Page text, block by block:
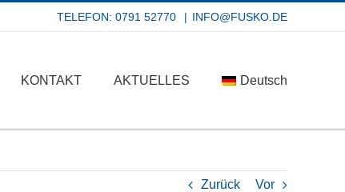
TELEFON: 0791 52770 | INFO@FUSKO.DE
KONTAKT AKTUELLES Deutsch
Zurück Vor